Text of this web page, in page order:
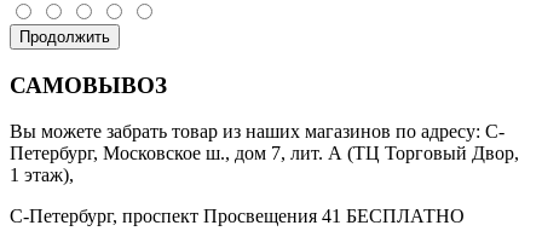
Продолжить
САМОВЫВОЗ
Вы можете забрать товар из наших магазинов по адресу: С-
Петербург, Московское ш., дом 7, лит. А (ТЦ Торговый Двор,
1 этаж),
С-Петербург, проспект Просвещения 41 БЕСПЛАТНО